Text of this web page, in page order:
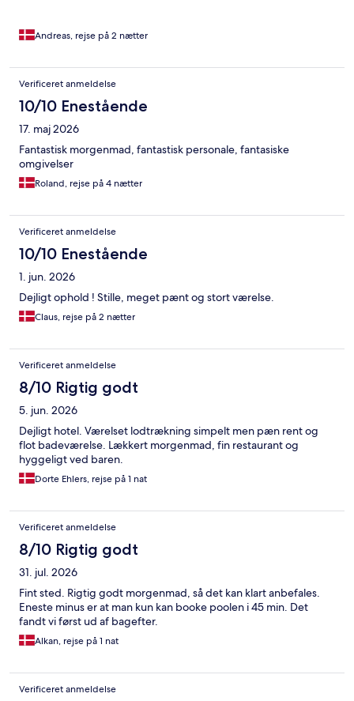
Andreas, rejse på 2 nætter
Verificeret anmeldelse
10/10 Enestående
17. maj 2026
Fantastisk morgenmad, fantastisk personale, fantasiske
omgivelser
Roland, rejse på 4 nætter
Verificeret anmeldelse
10/10 Enestående
1. jun. 2026
Dejligt ophold ! Stille, meget pænt og stort værelse.
Claus, rejse på 2 nætter
Verificeret anmeldelse
8/10 Rigtig godt
5. jun. 2026
Dejligt hotel. Værelset lodtrækning simpelt men pæn rent og
flot badeværelse. Lækkert morgenmad, fin restaurant og
hyggeligt ved baren.
Dorte Ehlers, rejse på 1 nat
Verificeret anmeldelse
8/10 Rigtig godt
31. jul. 2026
Fint sted. Rigtig godt morgenmad, så det kan klart anbefales.
Eneste minus er at man kun kan booke poolen i 45 min. Det
fandt vi først ud af bagefter.
Alkan, rejse på 1 nat
Verificeret anmeldelse